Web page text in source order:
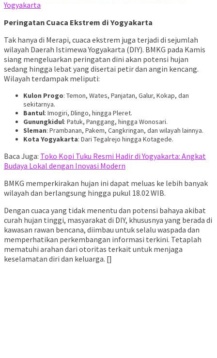
Yogyakarta
Peringatan Cuaca Ekstrem di Yogyakarta
Tak hanya di Merapi, cuaca ekstrem juga terjadi di sejumlah
wilayah Daerah Istimewa Yogyakarta (DIY). BMKG pada Kamis
siang mengeluarkan peringatan dini akan potensi hujan
sedang hingga lebat yang disertai petir dan angin kencang.
Wilayah terdampak meliputi:
Kulon Progo: Temon, Wates, Panjatan, Galur, Kokap, dan
sekitarnya.
Bantul: Imogiri, Dlingo, hingga Pleret.
Gunungkidul: Patuk, Panggang, hingga Wonosari.
Sleman: Prambanan, Pakem, Cangkringan, dan wilayah lainnya.
Kota Yogyakarta: Dari Tegalrejo hingga Kotagede.
Baca Juga: Toko Kopi Tuku Resmi Hadir di Yogyakarta: Angkat
Budaya Lokal dengan Inovasi Modern
BMKG memperkirakan hujan ini dapat meluas ke lebih banyak
wilayah dan berlangsung hingga pukul 18.02 WIB.
Dengan cuaca yang tidak menentu dan potensi bahaya akibat
curah hujan tinggi, masyarakat di DIY, khususnya yang berada di
kawasan rawan bencana, diimbau untuk selalu waspada dan
memperhatikan perkembangan informasi terkini. Tetaplah
mematuhi arahan dari otoritas terkait untuk menjaga
keselamatan diri dan keluarga. []